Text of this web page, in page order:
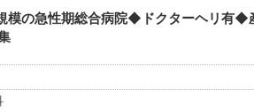
模の急性期総合病院◆ドクターヘリ有◆